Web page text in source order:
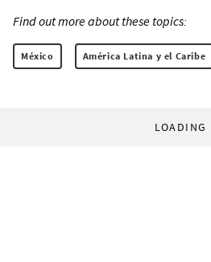
Find out more about these topics:
México América Latina y el Caribe
LOADING